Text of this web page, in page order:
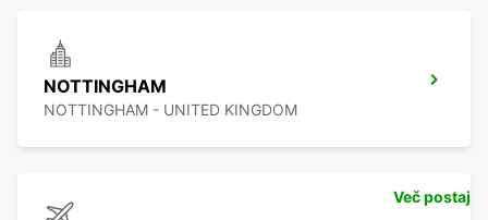
NOTTINGHAM
NOTTINGHAM - UNITED KINGDOM
Več postaj